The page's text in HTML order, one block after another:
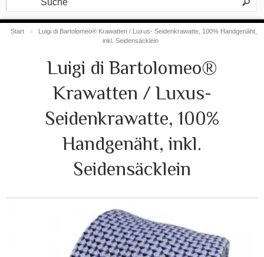
Start »
Luigi di Bartolomeo® Krawatten / Luxus- Seidenkrawatte, 100% Handgenäht,
inkl. Seidensäcklein
Luigi di Bartolomeo®
Krawatten / Luxus-
Seidenkrawatte, 100%
Handgenäht, inkl.
Seidensäcklein